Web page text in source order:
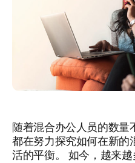
随着混合办公人员的数量
都在努力探究如何在新的
活的平衡。 如今，越来